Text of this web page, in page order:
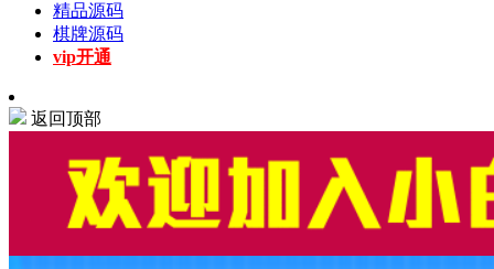
精品源码
棋牌源码
vip开通
返回顶部